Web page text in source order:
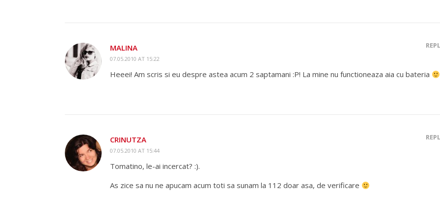
MALINA
07.05.2010 AT 15:22
Heeei! Am scris si eu despre astea acum 2 saptamani :P! La mine nu functioneaza aia cu bateria
CRINUTZA
07.05.2010 AT 15:44
Tomatino, le-ai incercat? :).
As zice sa nu ne apucam acum toti sa sunam la 112 doar asa, de verificare